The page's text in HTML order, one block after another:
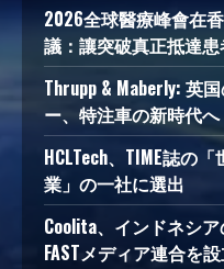
2026全球醫療峰會在
議：讓突破真正抵達
Thrupp & Maberly: 英
ー、特注車の新時代へ
HCLTech、TIME誌の
業」の一社に選出
Coolita、インドネシ
FASTメディア連合を